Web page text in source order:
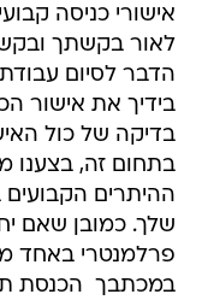
הדבר לסיום
בידיך את אישור
בדיקה של כול
בתחום זה, בצענו
ההיתרים
שלך. כמובן שאם
פרלמנטרי באחד
במכתבך  הכנסת
יקיר ביקש להוסיף